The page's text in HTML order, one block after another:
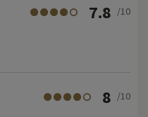
7.8 /10
8 /10